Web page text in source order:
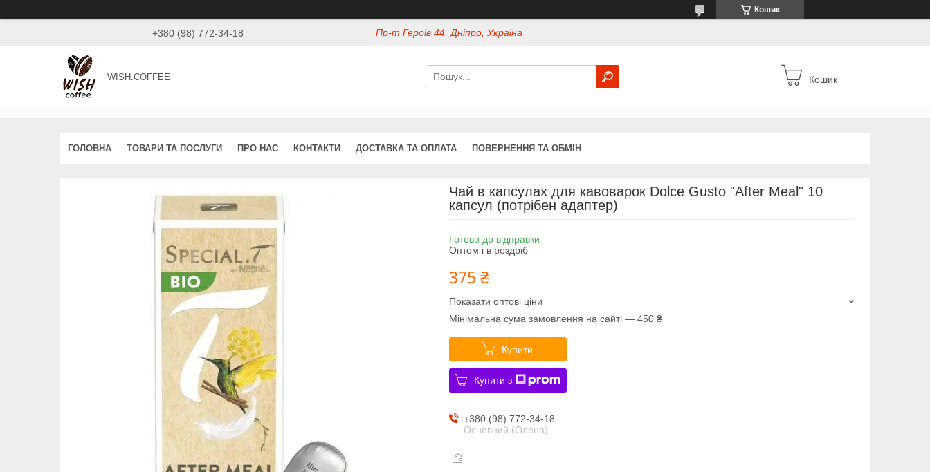
Кошик
+380 (98) 772-34-18 Пр-т Героїв 44, Дніпро, Україна
WISH.COFFEE Кошик
ГОЛОВНА ТОВАРИ ТА ПОСЛУГИ ПРО НАС КОНТАКТИ ДОСТАВКА ТА ОПЛАТА ПОВЕРНЕННЯ ТА ОБМІН
Чай в капсулах для кавоварок Dolce Gusto "After Meal" 10
капсул (потрібен адаптер)
Готово до відправки
Оптом і в роздріб
375 ₴
Показати оптові ціни
Мінімальна сума замовлення на сайті — 450 ₴
Купити
Купити з
+380 (98) 772-34-18
Основний (Олена)